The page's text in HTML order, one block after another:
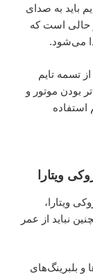
باید به صدای
حالی است که
می‌شود.
تسمه تایم
بودن موتور و
ویتارا
ویتارا،
نباید از عمر
بلبرینگ‌های